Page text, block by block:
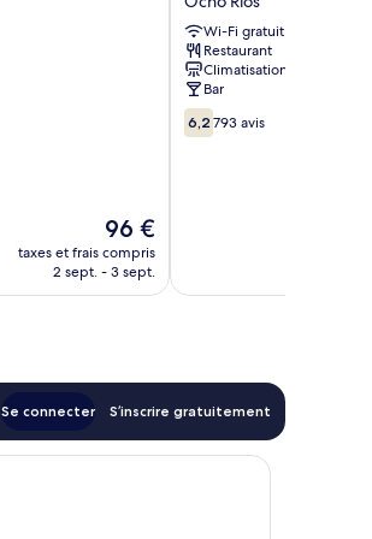
Le
nouveau
prix
96 €
taxes et frais compris
2 sept. - 3 sept.
Hotel
Ocho
Rios
Wi-Fi gratuit
Restaurant
Climatisation
Bar
6.2
sur
6,2 793 avis
Se connecter S’inscrire gratuitement